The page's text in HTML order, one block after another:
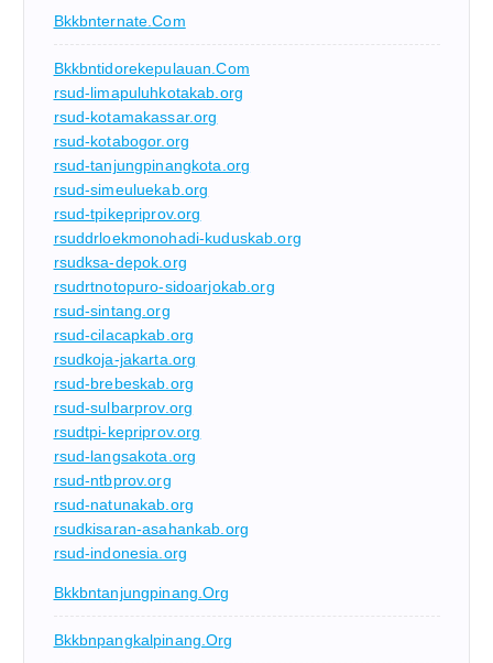
Bkkbnternate.com
Bkkbntidorekepulauan.com
rsud-limapuluhkotakab.org
rsud-kotamakassar.org
rsud-kotabogor.org
rsud-tanjungpinangkota.org
rsud-simeuluekab.org
rsud-tpikepriprov.org
rsuddrloekmonohadi-kuduskab.org
rsudksa-depok.org
rsudrtnotopuro-sidoarjokab.org
rsud-sintang.org
rsud-cilacapkab.org
rsudkoja-jakarta.org
rsud-brebeskab.org
rsud-sulbarprov.org
rsudtpi-kepriprov.org
rsud-langsakota.org
rsud-ntbprov.org
rsud-natunakab.org
rsudkisaran-asahankab.org
rsud-indonesia.org
Bkkbntanjungpinang.org
Bkkbnpangkalpinang.org